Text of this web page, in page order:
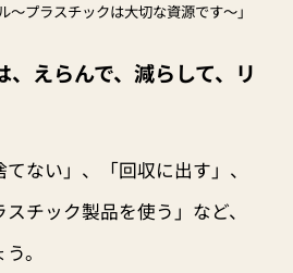
～プラスチックは大切な資源です～」
、えらんで、減らして、リ
ない」、「回収に出す」、
スチック製品を使う」など、
。